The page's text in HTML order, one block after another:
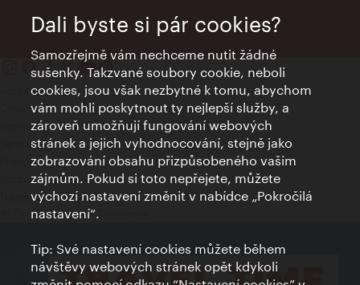
Kontakty
Credits
Prohlášení o ochraně osobních údajů
Terms of Use
Přístupnost
Kontakt pro tisk
Nastavení cookies
© Copyright Wien Tourismus
Dali byste si pár cookies?
Samozřejmě vám nechceme nutit žádné
sušenky. Takzvané soubory cookie, neboli
cookies, jsou však nezbytné k tomu, abychom
vám mohli poskytnout ty nejlepší služby, a
zároveň umožňují fungování webových
stránek a jejich vyhodnocování, stejně jako
zobrazování obsahu přizpůsobeného vašim
zájmům. Pokud si toto nepřejete, můžete
výchozí nastavení změnit v nabídce „Pokročilá
nastavení“.
Tip: Své nastavení cookies můžete během
návštěvy webových stránek opět kdykoli